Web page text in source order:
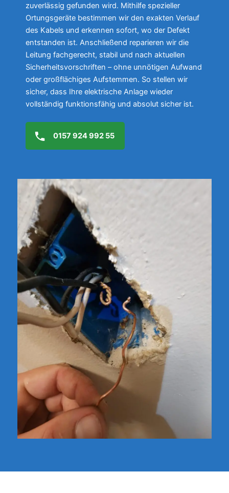
zuverlässig gefunden wird. Mithilfe spezieller
Ortungsgeräte bestimmen wir den exakten Verlauf
des Kabels und erkennen sofort, wo der Defekt
entstanden ist. Anschließend reparieren wir die
Leitung fachgerecht, stabil und nach aktuellen
Sicherheitsvorschriften – ohne unnötigen Aufwand
oder großflächiges Aufstemmen. So stellen wir
sicher, dass Ihre elektrische Anlage wieder
vollständig funktionsfähig und absolut sicher ist.
0157 924 992 55